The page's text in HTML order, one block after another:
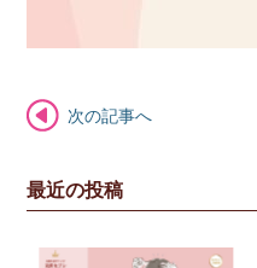
次の記事へ
最近の投稿